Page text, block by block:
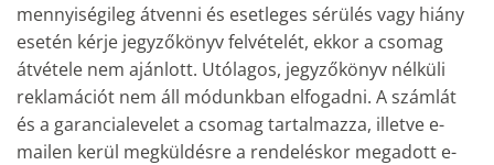
mennyiségileg átvenni és esetleges sérülés vagy hiány
esetén kérje jegyzőkönyv felvételét, ekkor a csomag
átvétele nem ajánlott. Utólagos, jegyzőkönyv nélküli
reklamációt nem áll módunkban elfogadni. A számlát
és a garancialevelet a csomag tartalmazza, illetve e-
mailen kerül megküldésre a rendeléskor megadott e-